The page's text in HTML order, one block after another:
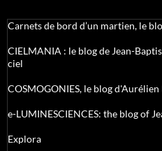
Carnets de bord d’un martien, le
CIELMANIA : le blog de Jean-
ciel
COSMOGONIES, le blog
e-LUMINESCIENCES: the blog of
Explora